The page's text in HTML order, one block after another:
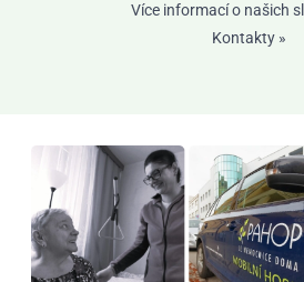
Více informací o našich
Kontakty »